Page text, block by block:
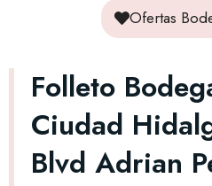
Ofertas
Folleto
Ciudad
Blvd Adrian